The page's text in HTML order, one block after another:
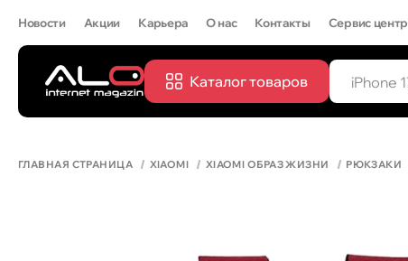
Новости Акции Карьера О нас Контакты Сервис центр
Каталог товаров
ГЛАВНАЯ СТРАНИЦА XIAOMI XIAOMI ОБРАЗ ЖИЗНИ РЮКЗАКИ